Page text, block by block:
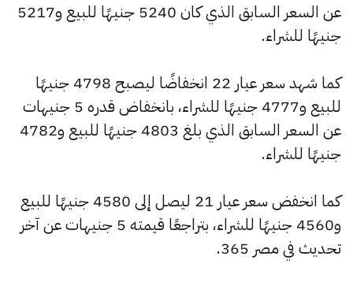
عن السعر السابق الذي كان 5240 جنيهًا للبيع و5217
جنيهًا للشراء.
كما شهد سعر عيار 22 انخفاضًا ليصبح 4798 جنيهًا
للبيع و4777 جنيهًا للشراء، بانخفاض قدره 5 جنيهات
عن السعر السابق الذي بلغ 4803 جنيهًا للبيع و4782
جنيهًا للشراء.
كما انخفض سعر عيار 21 ليصل إلى 4580 جنيهًا للبيع
و4560 جنيهًا للشراء، بتراجعًا قيمته 5 جنيهات عن آخر
تحديث في مصر 365.